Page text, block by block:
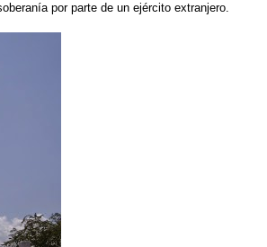
por parte de un ejército extranjero.